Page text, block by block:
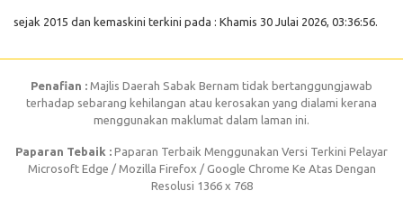
sejak 2015 dan kemaskini terkini pada : Khamis 30 Julai 2026, 03:36:56.
Penafian : Majlis Daerah Sabak Bernam tidak bertanggungjawab
terhadap sebarang kehilangan atau kerosakan yang dialami kerana
menggunakan maklumat dalam laman ini.
Paparan Tebaik : Paparan Terbaik Menggunakan Versi Terkini Pelayar
Microsoft Edge / Mozilla Firefox / Google Chrome Ke Atas Dengan
Resolusi 1366 x 768